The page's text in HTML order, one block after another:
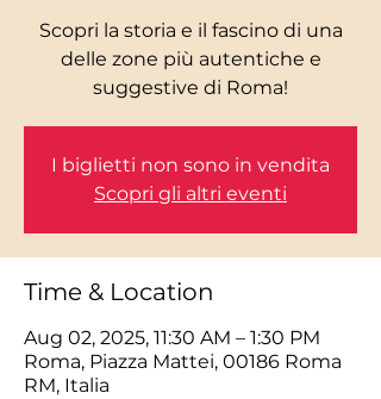
Scopri la storia e il fascino di una
delle zone più autentiche e
I biglietti non sono in vendita
Scopri gli altri eventi
Time & Location
Aug 02, 2025, 11:30 AM – 1:30 PM
Roma, Piazza Mattei, 00186 Roma
RM, Italia